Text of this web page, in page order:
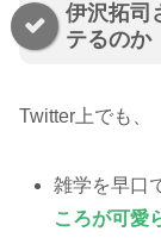
伊沢拓司
テるのか
Twitter上でも、
雑学を早口
ころが可愛